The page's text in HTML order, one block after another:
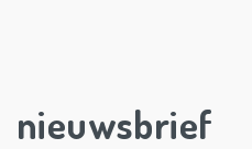
nieuwsbrief